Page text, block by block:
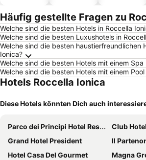
Häufig gestellte Fragen zu
Welche sind die besten Hotels in Roccella
Welche sind die besten Luxushotels in
Welche sind die besten haustierfreundlichen
Ionica?
Welche sind die besten Hotels mit einem Spa
Welche sind die besten Hotels mit einem
Hotels Roccella Ionica
Diese Hotels könnten Dich auch
Parco dei Principi Hotel Resort
Club
Grand Hotel President
Il
Hotel Casa Del Gourmet
Magna